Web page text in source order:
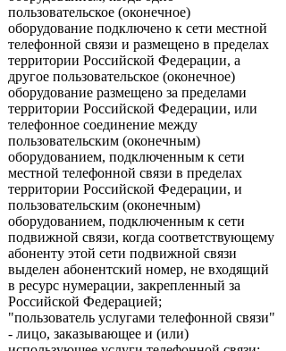
пользовательское (оконечное)
оборудование подключено к сети местной
телефонной связи и размещено в пределах
территории Российской Федерации, а
другое пользовательское (оконечное)
оборудование размещено за пределами
территории Российской Федерации, или
телефонное соединение между
пользовательским (оконечным)
оборудованием, подключенным к сети
местной телефонной связи в пределах
территории Российской Федерации, и
пользовательским (оконечным)
оборудованием, подключенным к сети
подвижной связи, когда соответствующему
абоненту этой сети подвижной связи
выделен абонентский номер, не входящий
в ресурс нумерации, закрепленный за
Российской Федерацией;
"пользователь услугами телефонной связи"
- лицо, заказывающее и (или)